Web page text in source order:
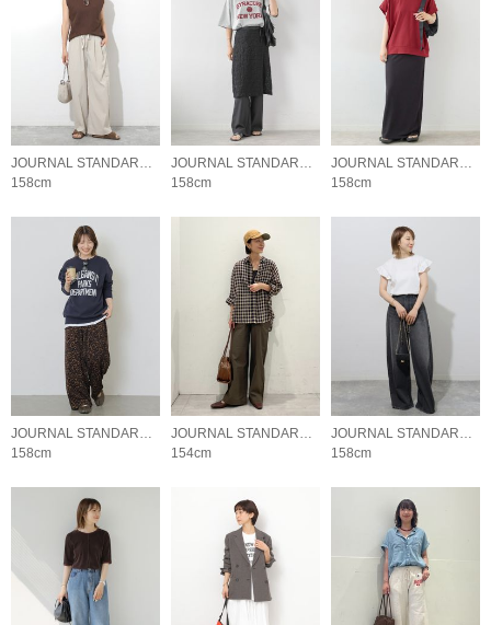
JOURNAL STANDARD relume LADYS
158cm
JOURNAL STANDARD relume LADYS
158cm
JOURNAL STANDARD relume LADYS
158cm
158cm
154cm
158cm